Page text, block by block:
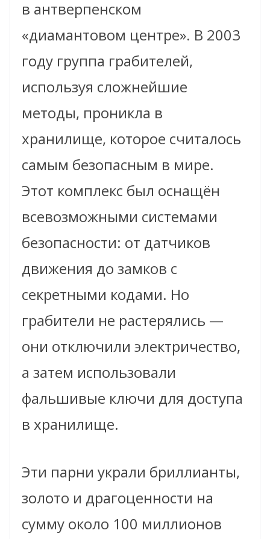
в антверпенском
«диамантовом центре». В 2003
году группа грабителей,
используя сложнейшие
методы, проникла в
хранилище, которое считалось
самым безопасным в мире.
Этот комплекс был оснащён
всевозможными системами
безопасности: от датчиков
движения до замков с
секретными кодами. Но
грабители не растерялись —
они отключили электричество,
а затем использовали
фальшивые ключи для доступа
в хранилище.
Эти парни украли бриллианты,
золото и драгоценности на
сумму около 100 миллионов